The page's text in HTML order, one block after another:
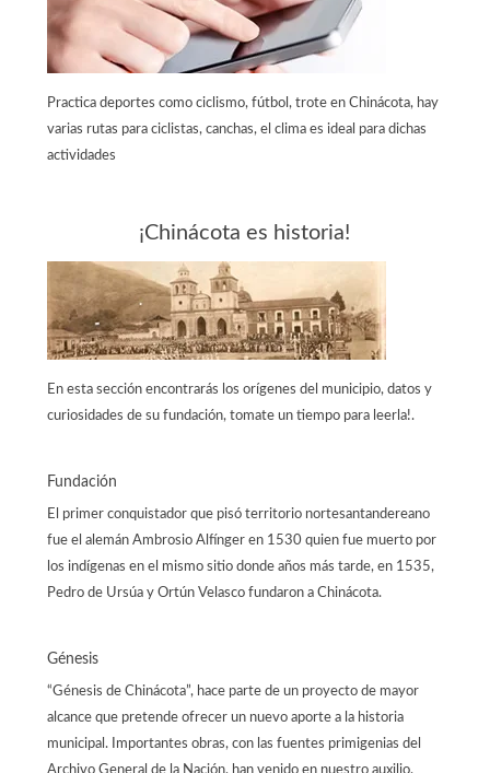
Practica deportes como ciclismo, fútbol, trote en Chinácota, hay
varias rutas para ciclistas, canchas, el clima es ideal para dichas
actividades
¡Chinácota es historia!
En esta sección encontrarás los orígenes del municipio, datos y
curiosidades de su fundación, tomate un tiempo para leerla!.
Fundación
El primer conquistador que pisó territorio nortesantandereano
fue el alemán Ambrosio Alfínger en 1530 quien fue muerto por
los indígenas en el mismo sitio donde años más tarde, en 1535,
Pedro de Ursúa y Ortún Velasco fundaron a Chinácota.
Génesis
“Génesis de Chinácota”, hace parte de un proyecto de mayor
alcance que pretende ofrecer un nuevo aporte a la historia
municipal. Importantes obras, con las fuentes primigenias del
Archivo General de la Nación, han venido en nuestro auxilio.